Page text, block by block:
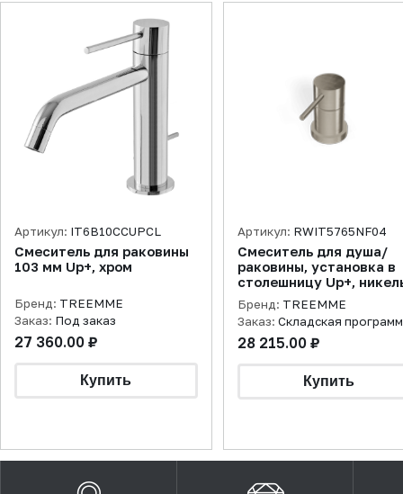
Артикул: IT6B10CCUPCL
Смеситель для раковины
103 мм Up+, хром
Бренд: TREEMME
Заказ: Под заказ
27 360.00 ₽
Артикул: RWIT5765NF04
Смеситель для душа/
раковины, установка в
столешницу Up+,
брашированный
Бренд: TREEMME
Заказ: Складская
28 215.00 ₽